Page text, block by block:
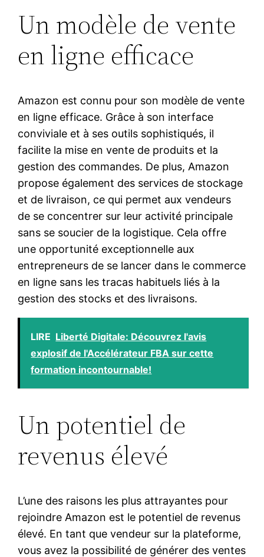
Un modèle de vente
en ligne efficace
Amazon est connu pour son modèle de vente
en ligne efficace. Grâce à son interface
conviviale et à ses outils sophistiqués, il
facilite la mise en vente de produits et la
gestion des commandes. De plus, Amazon
propose également des services de stockage
et de livraison, ce qui permet aux vendeurs
de se concentrer sur leur activité principale
sans se soucier de la logistique. Cela offre
une opportunité exceptionnelle aux
entrepreneurs de se lancer dans le commerce
en ligne sans les tracas habituels liés à la
gestion des stocks et des livraisons.
LIRE Liberté Digitale: Découvrez l'avis
explosif de l'Accélérateur FBA sur cette
formation incontournable!
Un potentiel de
revenus élevé
L’une des raisons les plus attrayantes pour
rejoindre Amazon est le potentiel de revenus
élevé. En tant que vendeur sur la plateforme,
vous avez la possibilité de générer des ventes